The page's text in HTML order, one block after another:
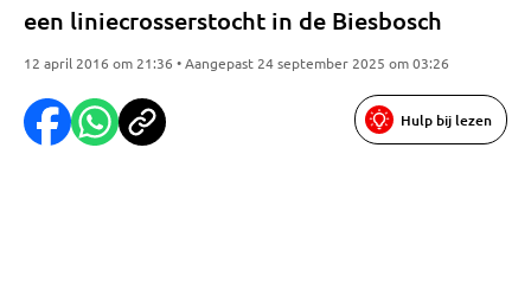
een liniecrosserstocht in de Biesbosch
12 april 2016 om 21:36 • Aangepast 24 september 2025 om 03:26
Hulp bij lezen